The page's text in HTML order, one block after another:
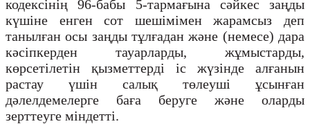
кодексінің 96-бабы 5-тармағына сәйкес заңды
күшіне енген сот шешімімен жарамсыз деп
танылған осы заңды тұлғадан және (немесе) дара
кәсіпкерден тауарларды, жұмыстарды,
көрсетілетін қызметтерді іс жүзінде алғанын
растау үшін салық төлеуші ұсынған
дәлелдемелерге баға беруге және оларды
зерттеуге міндетті.